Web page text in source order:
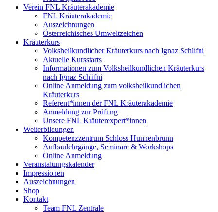
Verein FNL Kräuterakademie
FNL Kräuterakademie
Auszeichnungen
Österreichisches Umweltzeichen
Kräuterkurs
Volksheilkundlicher Kräuterkurs nach Ignaz Schlifni
Aktuelle Kursstarts
Informationen zum Volksheilkundlichen Kräuterkurs
nach Ignaz Schlifni
Online Anmeldung zum volksheilkundlichen
Kräuterkurs
Referent*innen der FNL Kräuterakademie
Anmeldung zur Prüfung
Unsere FNL Kräuterexpert*innen
Weiterbildungen
Kompetenzzentrum Schloss Hunnenbrunn
Aufbaulehrgänge, Seminare & Workshops
Online Anmeldung
Veranstaltungskalender
Impressionen
Auszeichnungen
Shop
Kontakt
Team FNL Zentrale